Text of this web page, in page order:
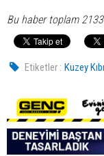
Bu haber toplam
Etiketler : Kuzey